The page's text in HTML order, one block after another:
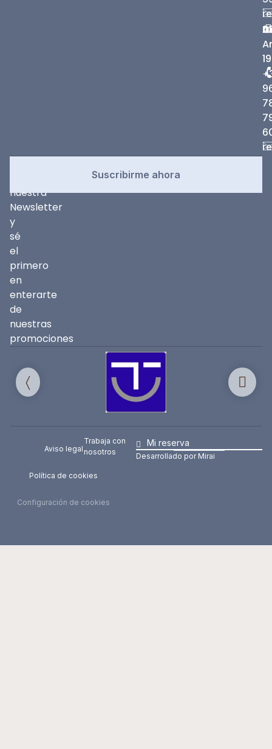
19
Newsletter
nuestra
Newsletter
y
sé
el
primero
en
enterarte
de
nuestras
promociones
Suscribirme ahora
Aviso legal
Política de cookies
Configuración de cookies
Trabaja con
nosotros
Mi reserva
Desarrollado por Mirai